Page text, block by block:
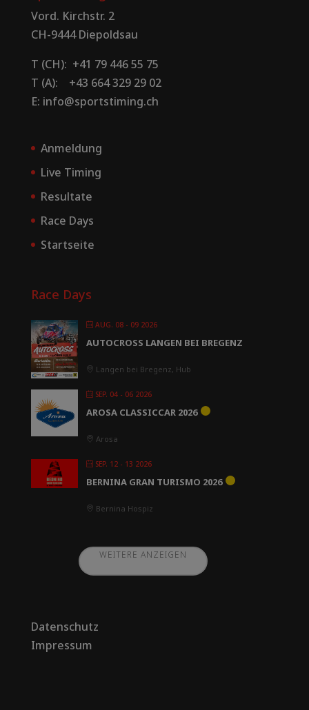
Vord. Kirchstr. 2
CH-9444 Diepoldsau
T (CH): +41 79 446 55 75
T (A): +43 664 329 29 02
E: info@sportstiming.ch
Anmeldung
Live Timing
Resultate
Race Days
Startseite
Race Days
AUG. 08 - 09 2026
AUTOCROSS LANGEN BEI BREGENZ
Langen bei Bregenz, Hub
SEP. 04 - 06 2026
AROSA CLASSICCAR 2026
Arosa
SEP. 12 - 13 2026
BERNINA GRAN TURISMO 2026
Bernina Hospiz
WEITERE ANZEIGEN
Datenschutz
Impressum